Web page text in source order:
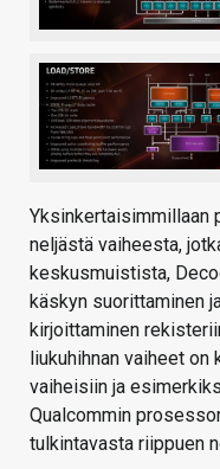
Yksinkertaisimmillaan
neljästä vaiheesta,
keskusmuistista,
käskyn suorittaminen
kirjoittaminen
liukuhihnan vaiheet
vaiheisiin ja
Qualcommin
tulkintavasta riippuen